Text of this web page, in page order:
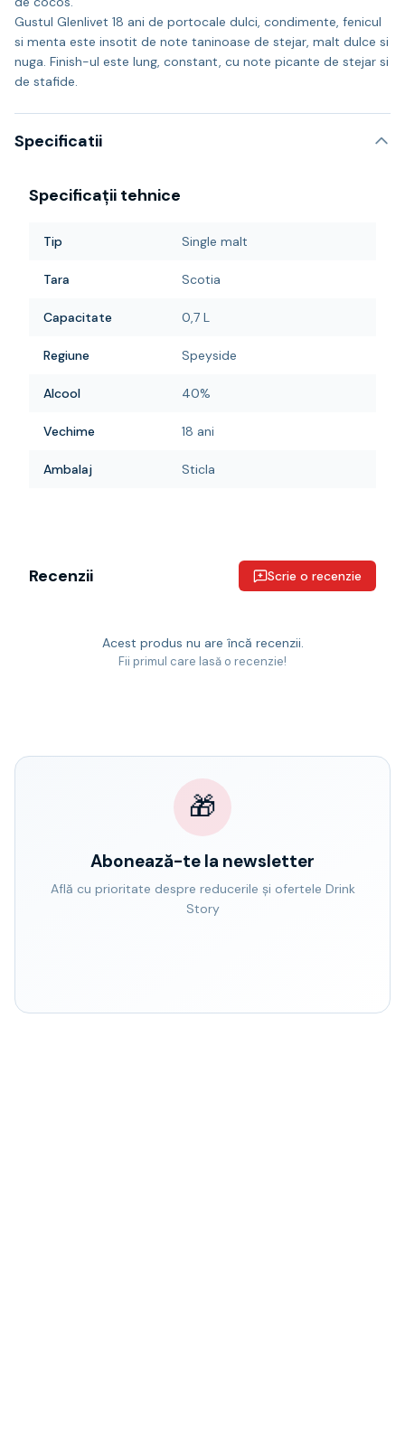
Gustul Glenlivet 18 ani de portocale dulci, condimente, fenicul
si menta este insotit de note taninoase de stejar, malt dulce si
nuga. Finish-ul este lung, constant, cu note picante de stejar si
de stafide.
Specificatii
Specificații tehnice
Tip Single malt
Tara Scotia
Capacitate 0,7 L
Regiune Speyside
Alcool 40%
Vechime 18 ani
Ambalaj Sticla
Recenzii Scrie o recenzie
Acest produs nu are încă recenzii.
Fii primul care lasă o recenzie!
🎁
Abonează-te la newsletter
Află cu prioritate despre reducerile și ofertele Drink
Story